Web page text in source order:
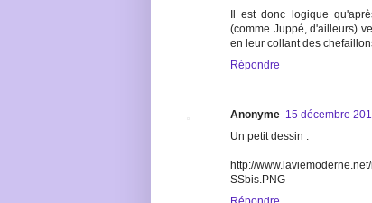
Il est donc logique
(comme Juppé, d'ailleurs)
en leur collant des
Répondre
Anonyme 15 décembre
Un petit dessin :
http://
SSbis.PNG